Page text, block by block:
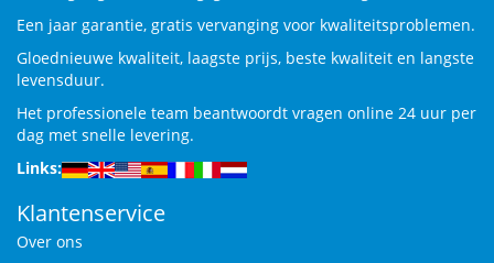
Een jaar garantie, gratis vervanging voor kwaliteitsproblemen.
Gloednieuwe kwaliteit, laagste prijs, beste kwaliteit en langste
levensduur.
Het professionele team beantwoordt vragen online 24 uur per
dag met snelle levering.
Links:
Klantenservice
Over ons